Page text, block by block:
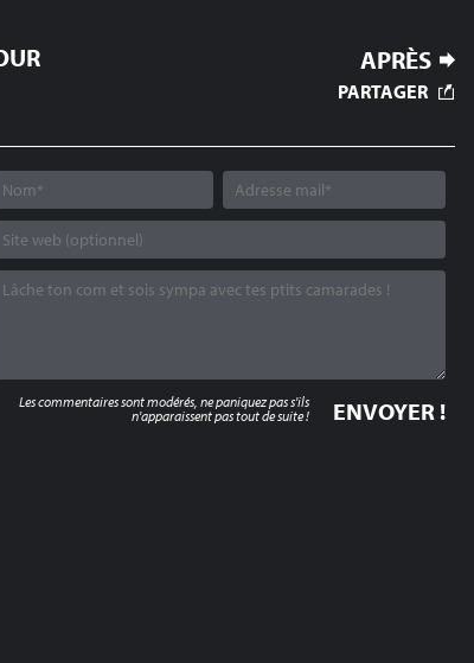
APRÈS
PARTAGER
Les commentaires sont modérés, ne paniquez pas s'ils
n'apparaissent pas tout de suite !